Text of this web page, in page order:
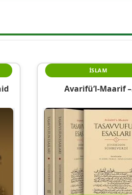
İSLAM
Avarifü’l-Maarif –